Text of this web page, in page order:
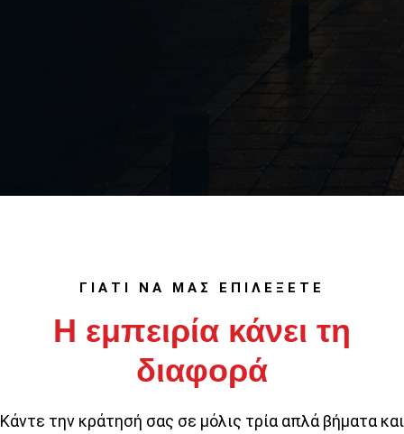
ΓΙΑΤΙ ΝΑ ΜΑΣ ΕΠΙΛΕΞΕΤΕ
Η εμπειρία κάνει τη
διαφορά
Κάντε την κράτησή σας σε μόλις τρία απλά βήματα και